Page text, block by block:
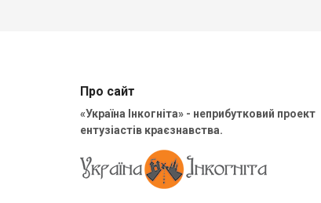
Про сайт
«Україна Інкогніта» - неприбутковий проект
ентузіастів краєзнавства.